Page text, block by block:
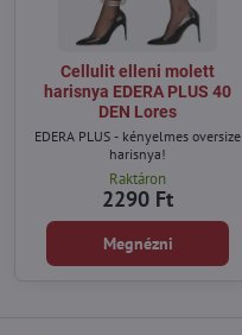
Cellulit elleni molett
harisnya EDERA PLUS 40
DEN Lores
EDERA PLUS - kényelmes oversize
harisnya!
Raktáron
2290 Ft
Megnézni